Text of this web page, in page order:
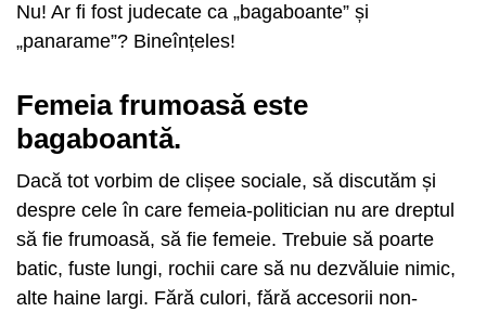
Nu! Ar fi fost judecate ca „bagaboante” și
„panarame”? Bineînțeles!
Femeia frumoasă este
bagaboantă.
Dacă tot vorbim de clișee sociale, să discutăm și
despre cele în care femeia-politician nu are dreptul
să fie frumoasă, să fie femeie. Trebuie să poarte
batic, fuste lungi, rochii care să nu dezvăluie nimic,
alte haine largi. Fără culori, fără accesorii non-